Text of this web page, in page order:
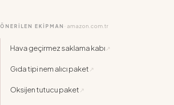
ÖNERİLEN EKİPMAN · amazon.com.tr
Hava geçirmez saklama kabı↗
Gıda tipi nem alıcı paket↗
Oksijen tutucu paket↗